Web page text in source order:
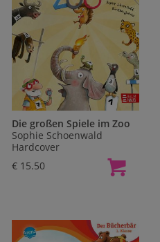
Die großen Spiele im Zoo
Sophie Schoenwald
Hardcover
€ 15.50